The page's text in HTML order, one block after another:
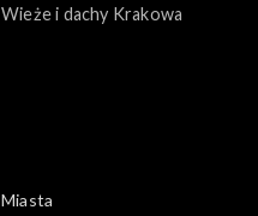
Wieże i dachy Krakowa
Miasta